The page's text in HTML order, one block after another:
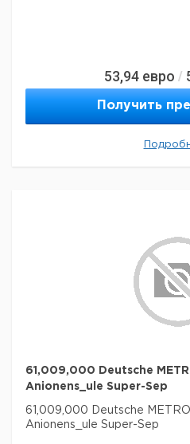
53,94 евро /
Получить
61,009,000 Deutsche
Anionens_ule Super-Sep
61,009,000 Deutsche
Anionens_ule Super-Sep